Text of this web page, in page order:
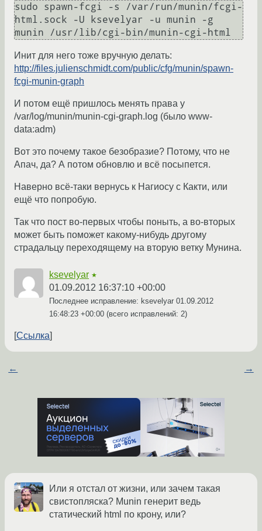
sudo spawn-fcgi -s /var/run/munin/fcgi-
html.sock -U ksevelyar -u munin -g
munin /usr/lib/cgi-bin/munin-cgi-html
Инит для него тоже вручную делать:
http://files.julienschmidt.com/public/cfg/munin/spawn-
fcgi-munin-graph
И потом ещё пришлось менять права у
/var/log/munin/munin-cgi-graph.log (было www-
data:adm)
Вот это почему такое безобразие? Потому, что не
Апач, да? А потом обновлю и всё посыпется.
Наверно всё-таки вернусь к Нагиосу с Какти, или
ещё что попробую.
Так что пост во-первых чтобы поныть, а во-вторых
может быть поможет какому-нибудь другому
страдальцу переходящему на вторую ветку Мунина.
ksevelyar ★
01.09.2012 16:37:10 +00:00
Последнее исправление: ksevelyar 01.09.2012
16:48:23 +00:00 (всего исправлений: 2)
Ссылка
← →
Или я отстал от жизни, или зачем такая
свистопляска? Munin генерит ведь
статический html по крону, или?